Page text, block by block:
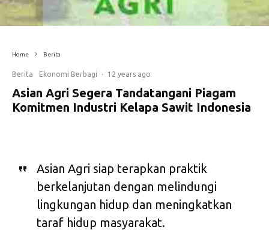
Home Berita
Berita Ekonomi Berbagi · 12 years ago
Asian Agri Segera Tandatangani Piagam
Komitmen Industri Kelapa Sawit Indonesia
Asian Agri siap terapkan praktik
berkelanjutan dengan melindungi
lingkungan hidup dan meningkatkan
taraf hidup masyarakat.